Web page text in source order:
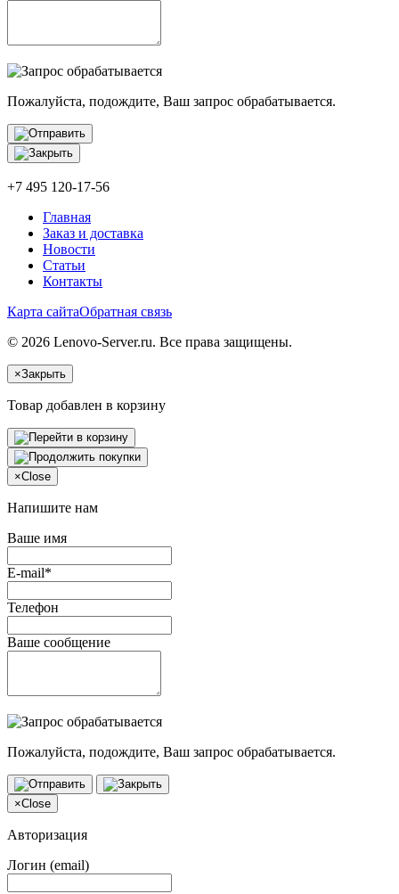
Пожалуйста, подождите, Ваш запрос обрабатывается.
+7 495 120-17-56
Главная
Заказ и доставка
Новости
Статьи
Контакты
Карта сайтаОбратная связь
© 2026 Lenovo-Server.ru. Все права защищены.
×Закрыть
Товар добавлен в корзину
×Close
Напишите нам
Ваше имя
E-mail*
Телефон
Ваше сообщение
Пожалуйста, подождите, Ваш запрос обрабатывается.
×Close
Авторизация
Логин (email)